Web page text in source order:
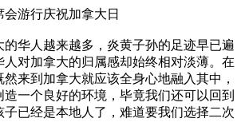
游行庆祝加拿大日
人越来越多，炎黄子孙的足迹早已遍
对加拿大的归属感却始终相对淡薄。在
来到加拿大就应该全身心地融入其中，
一个良好的环境，毕竟我们还可以回到
已经是本地人了，难道要我们选择二次